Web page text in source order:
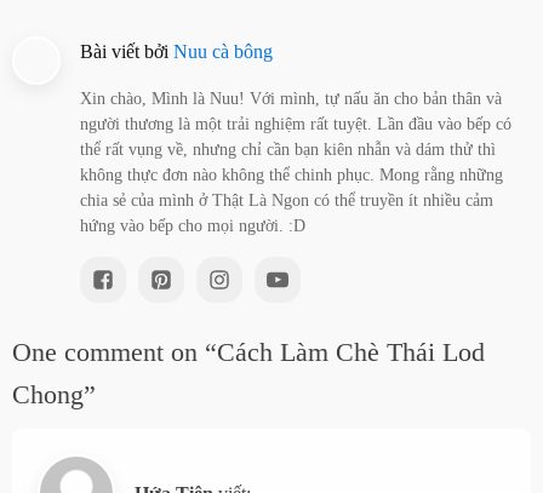
Bài viết bởi Nuu cà bông
Xin chào, Mình là Nuu! Với mình, tự nấu ăn cho bản thân và
người thương là một trải nghiệm rất tuyệt. Lần đầu vào bếp có
thể rất vụng về, nhưng chỉ cần bạn kiên nhẫn và dám thử thì
không thực đơn nào không thể chinh phục. Mong rằng những
chia sẻ của mình ở Thật Là Ngon có thể truyền ít nhiều cảm
hứng vào bếp cho mọi người. :D
One comment on “Cách Làm Chè Thái Lod
Chong”